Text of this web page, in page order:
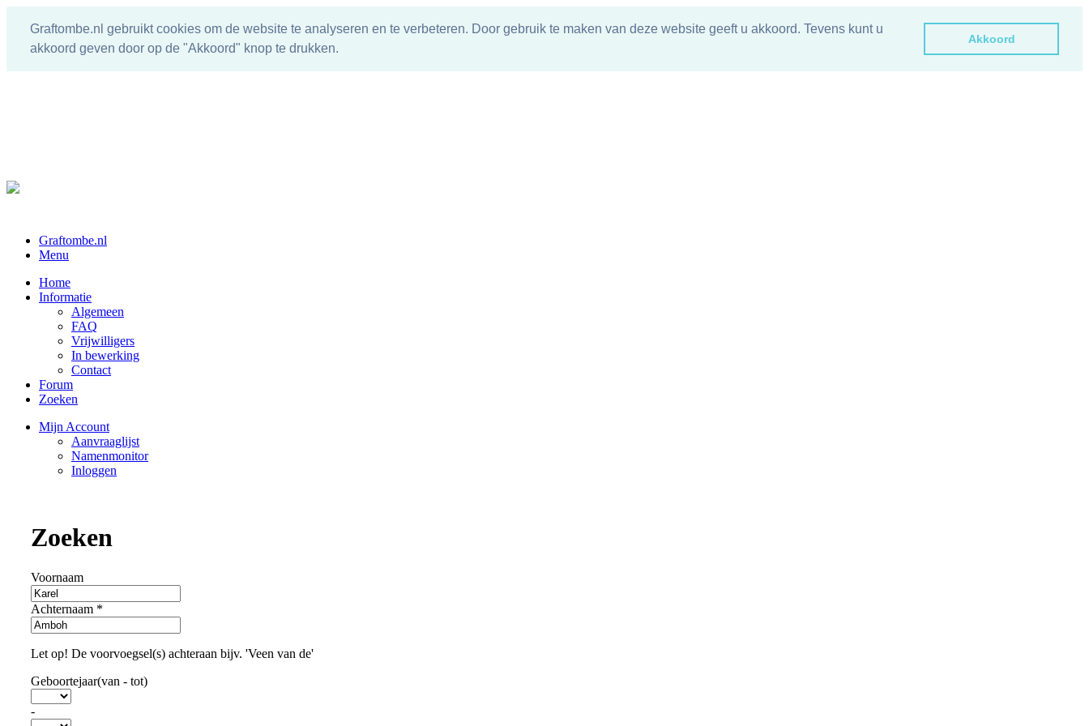
Graftombe.nl gebruikt cookies om de website te analyseren en te verbeteren. Door gebruik te maken van deze website geeft u akkoord. Tevens kunt u
akkoord geven door op de "Akkoord" knop te drukken.
Akkoord
Graftombe.nl
Menu
Home
Informatie
Algemeen
FAQ
Vrijwilligers
In bewerking
Contact
Forum
Zoeken
Mijn Account
Aanvraaglijst
Namenmonitor
Inloggen
Zoeken
Voornaam
Achternaam *
Let op! De voorvoegsel(s) achteraan bijv. 'Veen van de'
Geboortejaar(van - tot)
-